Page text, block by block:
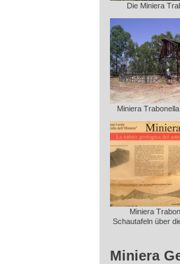
Die Miniera
Miniera
Miniera
Schautafeln über
Miniera